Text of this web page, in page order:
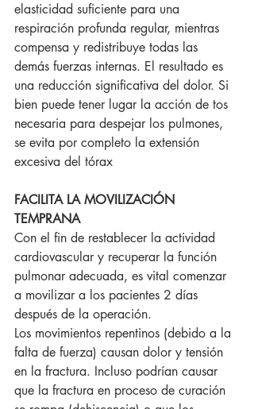
elasticidad suficiente para una
respiración profunda regular, mientras
compensa y redistribuye todas las
demás fuerzas internas. El resultado es
una reducción significativa del dolor. Si
bien puede tener lugar la acción de tos
necesaria para despejar los pulmones,
se evita por completo la extensión
excesiva del tórax
FACILITA LA MOVILIZACIÓN
TEMPRANA
Con el fin de restablecer la actividad
cardiovascular y recuperar la función
pulmonar adecuada, es vital comenzar
a movilizar a los pacientes 2 días
después de la operación.
Los movimientos repentinos (debido a la
falta de fuerza) causan dolor y tensión
en la fractura. Incluso podrían causar
que la fractura en proceso de curación